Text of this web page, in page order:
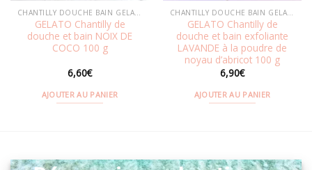
GELATO Chantilly de
douche et bain NOIX DE
COCO 100 g
6,60€
AJOUTER AU PANIER
GELATO Chantilly de
douche et bain exfoliante
LAVANDE à la poudre de
noyau d’abricot 100 g
6,90€
AJOUTER AU PANIER